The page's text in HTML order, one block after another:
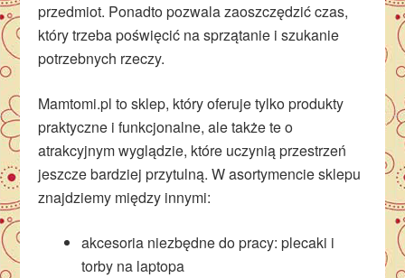
przedmiot. Ponadto pozwala zaoszczędzić czas,
który trzeba poświęcić na sprzątanie i szukanie
potrzebnych rzeczy.
Mamtomi.pl to sklep, który oferuje tylko produkty
praktyczne i funkcjonalne, ale także te o
atrakcyjnym wyglądzie, które uczynią przestrzeń
jeszcze bardziej przytulną. W asortymencie sklepu
znajdziemy między innymi:
akcesoria niezbędne do pracy: plecaki i
torby na laptopa